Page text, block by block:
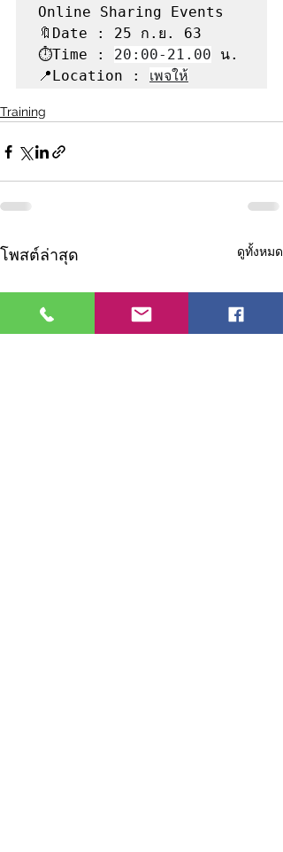
Online Sharing Events
🔖Date : 25 ก.ย. 63
⏱Time : 20:00-21.00 น.
📍Location : เพจให้
Training
โพสต์ล่าสุด ดูทั้งหมด